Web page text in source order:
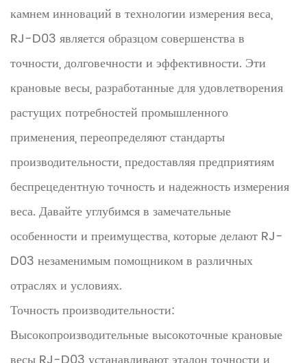
камнем инноваций в технологии измерения веса,
RJ-D03 является образцом совершенства в
точности, долговечности и эффективности. Эти
крановые весы, разработанные для удовлетворения
растущих потребностей промышленного
применения, переопределяют стандарты
производительности, предоставляя предприятиям
беспрецедентную точность и надежность измерения
веса. Давайте углубимся в замечательные
особенности и преимущества, которые делают RJ-
D03 незаменимым помощником в различных
отраслях и условиях.
Точность производительности:
Высокопроизводительные высокоточные крановые